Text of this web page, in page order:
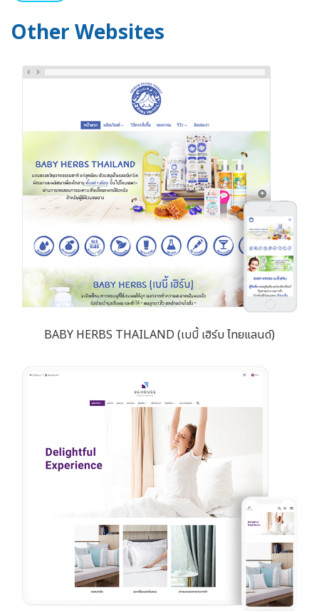
Other Websites
BABY HERBS THAILAND (เบบี้ เฮิร์บ ไทยแลนด์)